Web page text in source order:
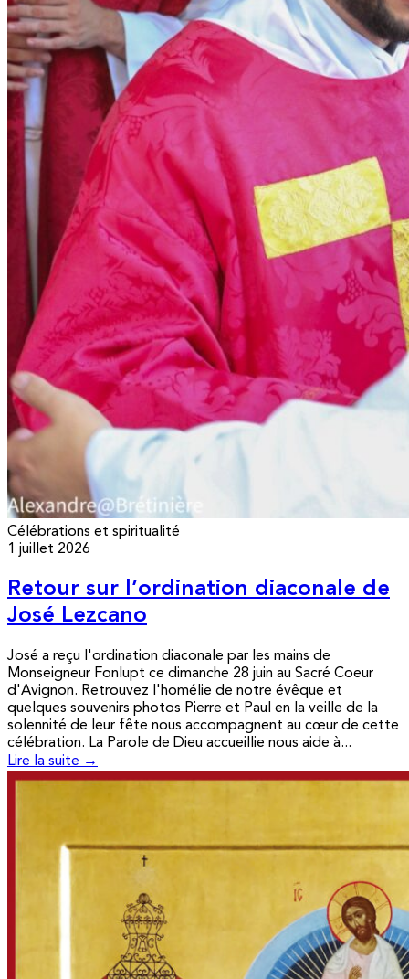
Célébrations et spiritualité
1 juillet 2026
Retour sur l’ordination diaconale de
José Lezcano
José a reçu l'ordination diaconale par les mains de
Monseigneur Fonlupt ce dimanche 28 juin au Sacré Coeur
d'Avignon. Retrouvez l'homélie de notre évêque et
quelques souvenirs photos Pierre et Paul en la veille de la
solennité de leur fête nous accompagnent au cœur de cette
célébration. La Parole de Dieu accueillie nous aide à...
Lire la suite →